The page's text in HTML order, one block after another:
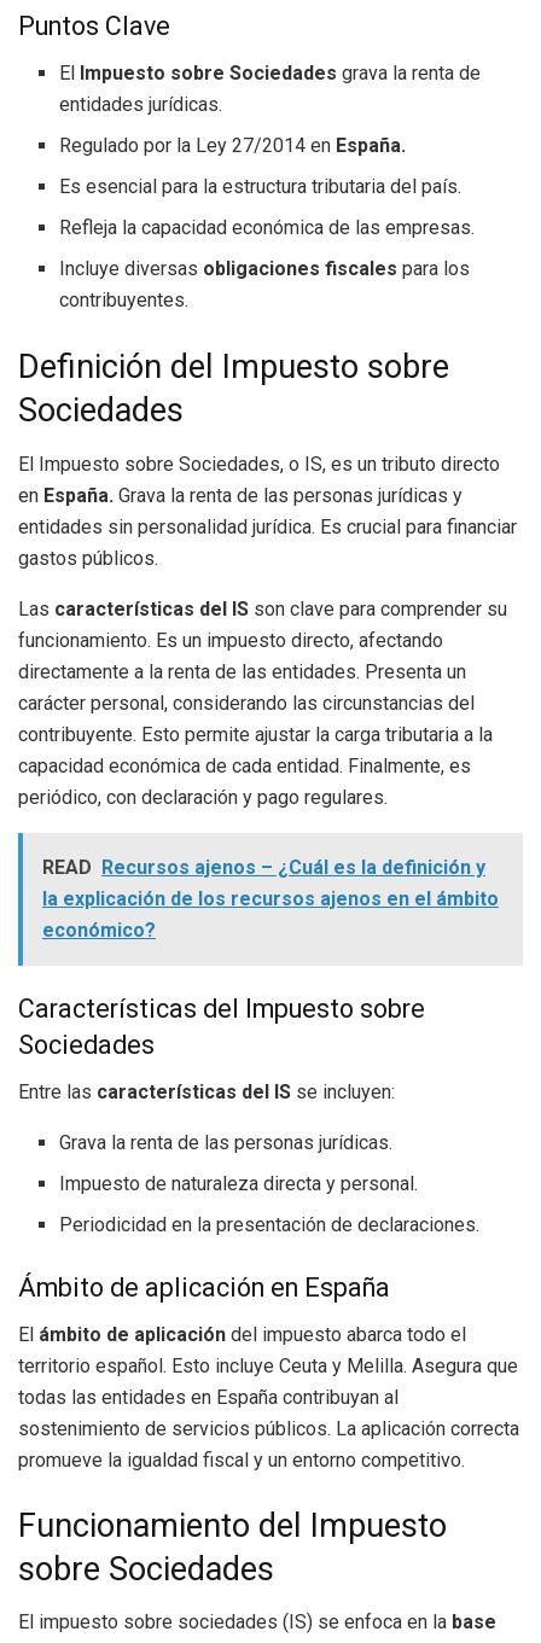
Puntos Clave
El Impuesto sobre Sociedades grava la renta de
entidades jurídicas.
Regulado por la Ley 27/2014 en España.
Es esencial para la estructura tributaria del país.
Refleja la capacidad económica de las empresas.
Incluye diversas obligaciones fiscales para los
contribuyentes.
Definición del Impuesto sobre
Sociedades
El Impuesto sobre Sociedades, o IS, es un tributo directo
en España. Grava la renta de las personas jurídicas y
entidades sin personalidad jurídica. Es crucial para financiar
gastos públicos.
Las características del IS son clave para comprender su
funcionamiento. Es un impuesto directo, afectando
directamente a la renta de las entidades. Presenta un
carácter personal, considerando las circunstancias del
contribuyente. Esto permite ajustar la carga tributaria a la
capacidad económica de cada entidad. Finalmente, es
periódico, con declaración y pago regulares.
READ Recursos ajenos – ¿Cuál es la definición y
la explicación de los recursos ajenos en el ámbito
económico?
Características del Impuesto sobre
Sociedades
Entre las características del IS se incluyen:
Grava la renta de las personas jurídicas.
Impuesto de naturaleza directa y personal.
Periodicidad en la presentación de declaraciones.
Ámbito de aplicación en España
El ámbito de aplicación del impuesto abarca todo el
territorio español. Esto incluye Ceuta y Melilla. Asegura que
todas las entidades en España contribuyan al
sostenimiento de servicios públicos. La aplicación correcta
promueve la igualdad fiscal y un entorno competitivo.
Funcionamiento del Impuesto
sobre Sociedades
El impuesto sobre sociedades (IS) se enfoca en la base